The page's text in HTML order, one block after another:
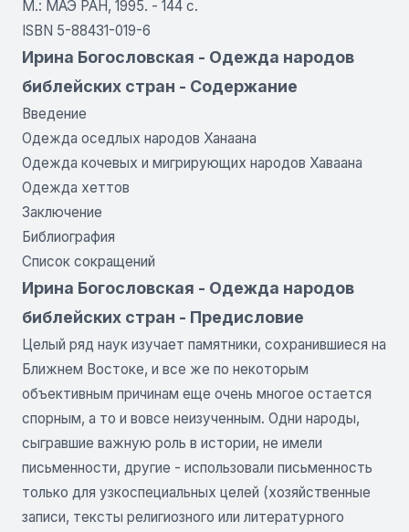
М.: МАЭ РАН, 1995. - 144 с.
ISBN 5-88431-019-6
Ирина Богословская - Одежда народов
библейских стран - Содержание
Введение
Одежда оседлых народов Ханаана
Одежда кочевых и мигрирующих народов Хаваана
Одежда хеттов
Заключение
Библиография
Список сокращений
Ирина Богословская - Одежда народов
библейских стран - Предисловие
Целый ряд наук изучает памятники, сохранившиеся на
Ближнем Востоке, и все же по некоторым
объективным причинам еще очень многое остается
спорным, а то и вовсе неизученным. Одни народы,
сыгравшие важную роль в ис­тории, не имели
письменности, другие - использовали письменность
только для узкоспециальных целей (хозяйственные
записи, тексты религиозного или литературного